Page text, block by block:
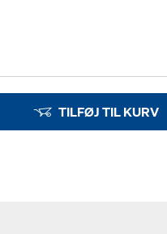
TILFØJ TIL KURV